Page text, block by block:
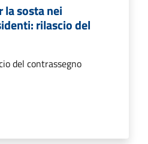
la sosta nei
rilascio del
del contrassegno